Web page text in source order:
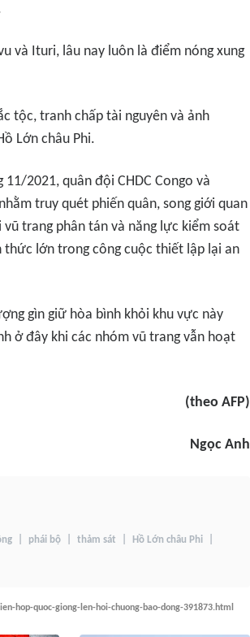
và Ituri, lâu nay luôn là điểm nóng xung
tộc, tranh chấp tài nguyên và ảnh
Lớn châu Phi.
2021, quân đội CHDC Congo và
truy quét phiến quân, song giới quan
trang phân tán và năng lực kiểm soát
thức lớn trong công cuộc thiết lập lại an
gìn giữ hòa bình khỏi khu vực này
ở đây khi các nhóm vũ trang vẫn hoạt
(theo AFP)
Ngọc Anh
phái bộ thảm sát Hồ Lớn châu Phi
hop-quoc-giong-len-hoi-chuong-bao-dong-391873.html